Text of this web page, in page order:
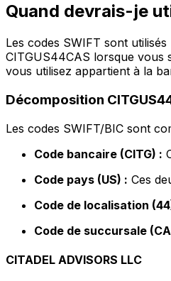
Quand devrais-je
Les codes SWIFT sont
CITGUS44CAS lorsque vous
vous utilisez appartient à la
Décomposition
Les codes SWIFT/BIC sont
Code bancaire (CITG) :
Code pays (US) : Ces
Code de localisation
Code de succursale
CITADEL ADVISORS LLC